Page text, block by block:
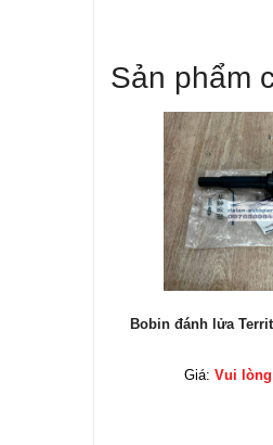
Sản phẩm
Bobin đánh lửa
Giá: Vui